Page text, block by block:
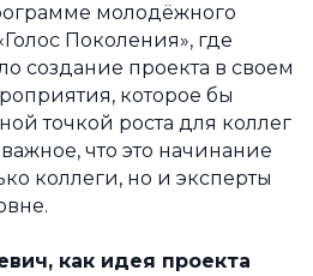
молодёжного
Поколения», где
создание проекта в своем
которое бы
точкой роста для коллег
что это начинание
коллеги, но и эксперты
как идея проекта